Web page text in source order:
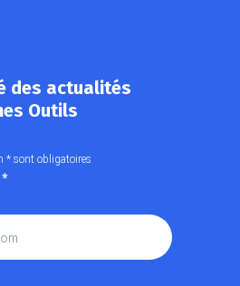
des actualités
Outils
* sont obligatoires
*